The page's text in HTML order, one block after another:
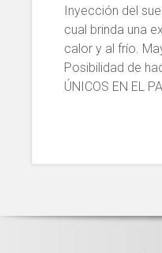
Inyección del
cual brinda una
calor y al frío.
Posibilidad de
ÚNICOS EN EL